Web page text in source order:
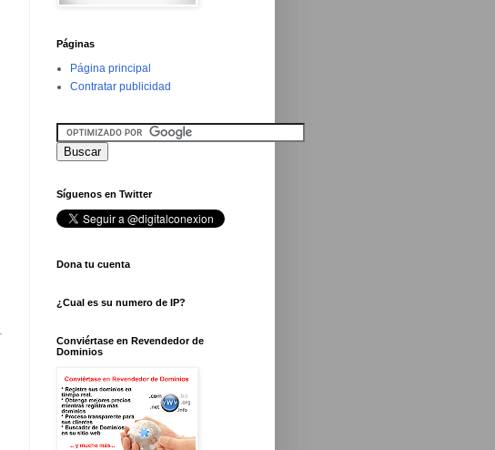
Páginas
Página principal
Contratar publicidad
Síguenos en Twitter
Dona tu cuenta
¿Cual es su numero de IP?
Conviértase en Revendedor de
Dominios